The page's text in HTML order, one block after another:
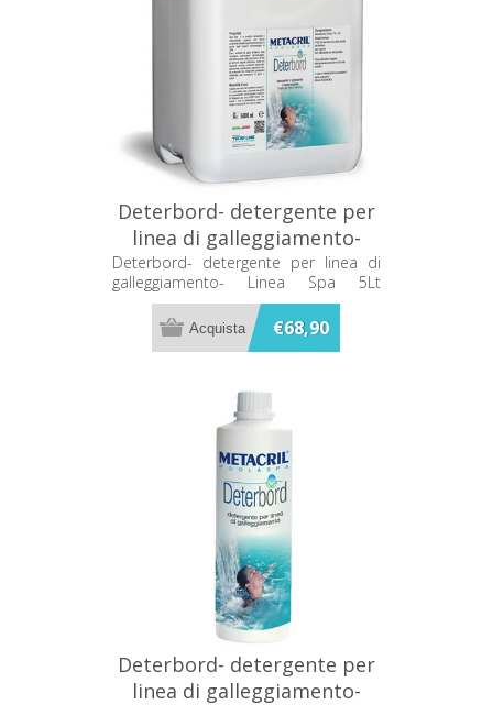
Deterbord- detergente per
linea di galleggiamento-
Linea Spa 5Lt 50705001
Deterbord- detergente per linea di
galleggiamento- Linea Spa 5Lt
50705001
€68,90
Deterbord- detergente per
linea di galleggiamento-